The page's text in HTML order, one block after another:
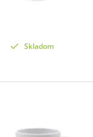
Skladom